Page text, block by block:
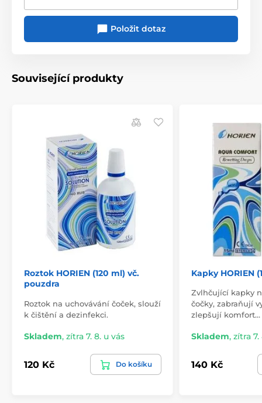
Položit dotaz
Související produkty
Roztok HORIEN (120 ml) vč.
pouzdra
Roztok na uchovávání čoček, slouží
k čištění a dezinfekci.
Skladem, zítra 7. 8. u vás
120 Kč Do košíku
Kapky HORIEN
Zvlhčující kapky
čočky, zabraňují
zlepšují komfort…
Skladem, zítra 7.
140 Kč